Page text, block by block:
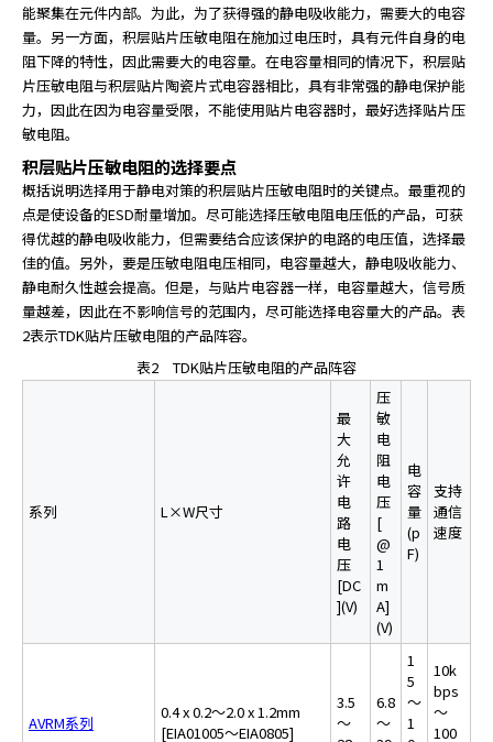
能聚集在元件内部。为此，为了获得强的静电吸收能力，需要大的电容
量。另一方面，积层贴片压敏电阻在施加过电压时，具有元件自身的电
阻下降的特性，因此需要大的电容量。在电容量相同的情况下，积层贴
片压敏电阻与积层贴片陶瓷片式电容器相比，具有非常强的静电保护能
力，因此在因为电容量受限，不能使用贴片电容器时，最好选择贴片压
敏电阻。
积层贴片压敏电阻的选择要点
概括说明选择用于静电对策的积层贴片压敏电阻时的关键点。最重视的
点是使设备的ESD耐量增加。尽可能选择压敏电阻电压低的产品，可获
得优越的静电吸收能力，但需要结合应该保护的电路的电压值，选择最
佳的值。另外，要是压敏电阻电压相同，电容量越大，静电吸收能力、
静电耐久性越会提高。但是，与贴片电容器一样，电容量越大，信号质
量越差，因此在不影响信号的范围内，尽可能选择电容量大的产品。表
2表示TDK贴片压敏电阻的产品阵容。
表2 TDK贴片压敏电阻的产品阵容
系列 L×W尺寸
最
大
允
许
电
路
电
压
[DC
](V)
压
敏
电
阻
电
压
[
@
1
m
A]
(V)
电
容
量
(p
F)
支持
通信
速度
AVRM系列
0.4 x 0.2～2.0 x 1.2mm
[EIA01005～EIA0805]
3.5
～
6.8
～
1
5
～
1
10k
bps
～
100